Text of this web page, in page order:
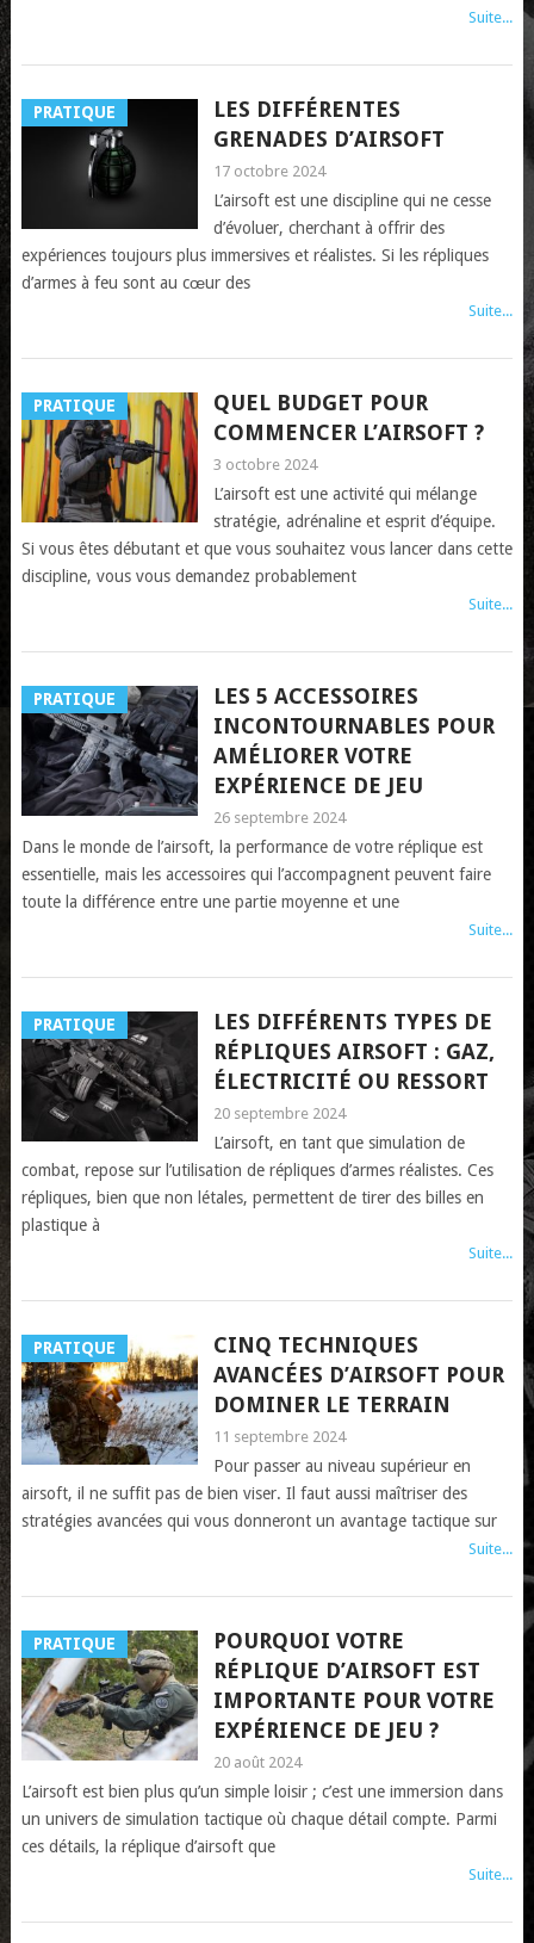
Suite...
PRATIQUE
LES DIFFÉRENTES
GRENADES D’AIRSOFT
17 octobre 2024
L’airsoft est une discipline qui ne cesse
d’évoluer, cherchant à offrir des
expériences toujours plus immersives et réalistes. Si les répliques
d’armes à feu sont au cœur des
Suite...
PRATIQUE
QUEL BUDGET POUR
COMMENCER L’AIRSOFT ?
3 octobre 2024
L’airsoft est une activité qui mélange
stratégie, adrénaline et esprit d’équipe.
Si vous êtes débutant et que vous souhaitez vous lancer dans cette
discipline, vous vous demandez probablement
Suite...
PRATIQUE
LES 5 ACCESSOIRES
INCONTOURNABLES POUR
AMÉLIORER VOTRE
EXPÉRIENCE DE JEU
26 septembre 2024
Dans le monde de l’airsoft, la performance de votre réplique est
essentielle, mais les accessoires qui l’accompagnent peuvent faire
toute la différence entre une partie moyenne et une
Suite...
PRATIQUE
LES DIFFÉRENTS TYPES DE
RÉPLIQUES AIRSOFT : GAZ,
ÉLECTRICITÉ OU RESSORT
20 septembre 2024
L’airsoft, en tant que simulation de
combat, repose sur l’utilisation de répliques d’armes réalistes. Ces
répliques, bien que non létales, permettent de tirer des billes en
plastique à
Suite...
PRATIQUE
CINQ TECHNIQUES
AVANCÉES D’AIRSOFT POUR
DOMINER LE TERRAIN
11 septembre 2024
Pour passer au niveau supérieur en
airsoft, il ne suffit pas de bien viser. Il faut aussi maîtriser des
stratégies avancées qui vous donneront un avantage tactique sur
Suite...
PRATIQUE
POURQUOI VOTRE
RÉPLIQUE D’AIRSOFT EST
IMPORTANTE POUR VOTRE
EXPÉRIENCE DE JEU ?
20 août 2024
L’airsoft est bien plus qu’un simple loisir ; c’est une immersion dans
un univers de simulation tactique où chaque détail compte. Parmi
ces détails, la réplique d’airsoft que
Suite...